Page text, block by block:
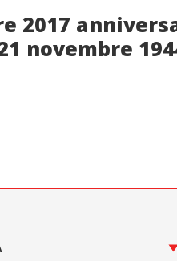
2017
novembre